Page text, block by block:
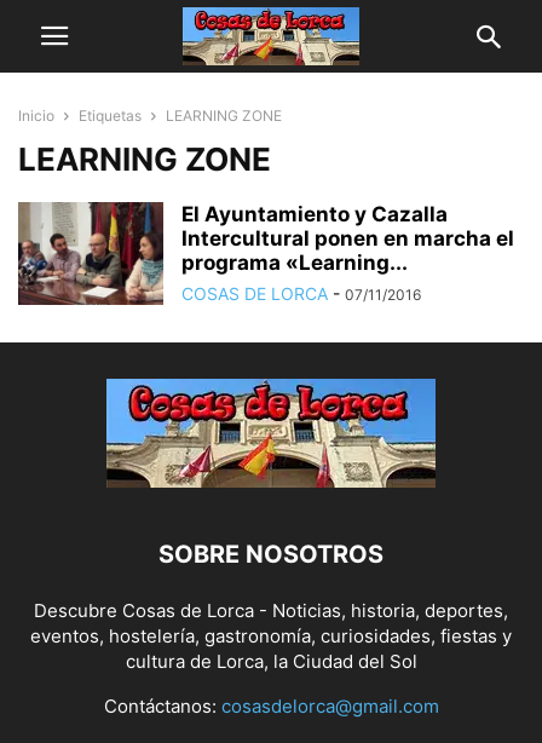
Inicio Etiquetas LEARNING ZONE
LEARNING ZONE
El Ayuntamiento y Cazalla
Intercultural ponen en marcha el
programa «Learning...
COSAS DE LORCA - 07/11/2016
SOBRE NOSOTROS
Descubre Cosas de Lorca - Noticias, historia, deportes,
eventos, hostelería, gastronomía, curiosidades, fiestas y
cultura de Lorca, la Ciudad del Sol
Contáctanos: cosasdelorca@gmail.com